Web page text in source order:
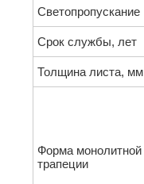
Светопропускание
Срок службы, лет
Толщина листа, мм
Форма монолитной
трапеции